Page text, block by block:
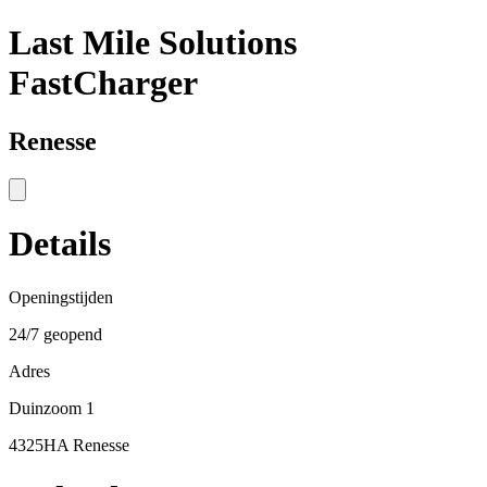
Last Mile Solutions
FastCharger
Renesse
Details
Openingstijden
24/7 geopend
Adres
Duinzoom 1
4325HA Renesse